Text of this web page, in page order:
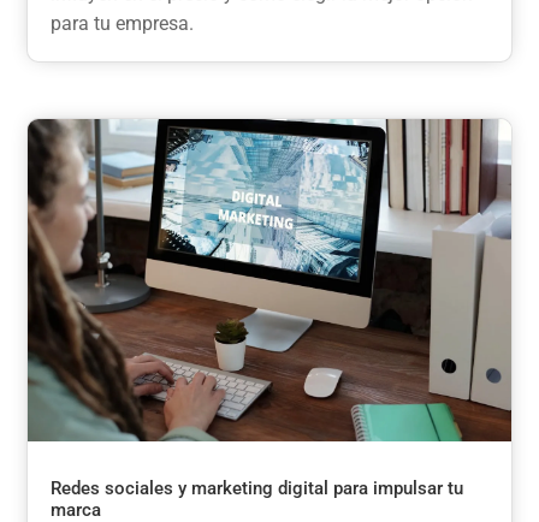
para tu empresa.
Redes sociales y marketing digital para impulsar tu
marca